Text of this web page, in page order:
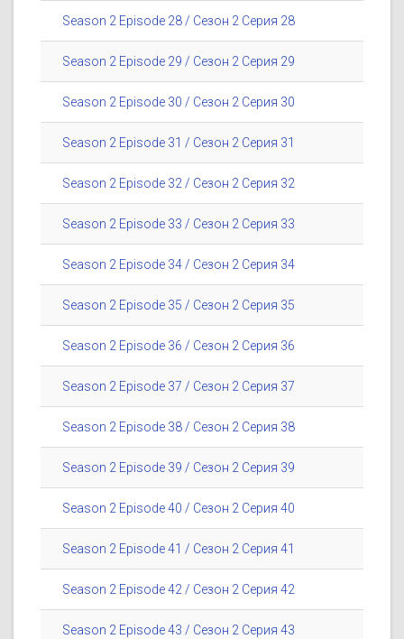
Season 2 Episode 28 / Сезон 2 Серия 28
Season 2 Episode 29 / Сезон 2 Серия 29
Season 2 Episode 30 / Сезон 2 Серия 30
Season 2 Episode 31 / Сезон 2 Серия 31
Season 2 Episode 32 / Сезон 2 Серия 32
Season 2 Episode 33 / Сезон 2 Серия 33
Season 2 Episode 34 / Сезон 2 Серия 34
Season 2 Episode 35 / Сезон 2 Серия 35
Season 2 Episode 36 / Сезон 2 Серия 36
Season 2 Episode 37 / Сезон 2 Серия 37
Season 2 Episode 38 / Сезон 2 Серия 38
Season 2 Episode 39 / Сезон 2 Серия 39
Season 2 Episode 40 / Сезон 2 Серия 40
Season 2 Episode 41 / Сезон 2 Серия 41
Season 2 Episode 42 / Сезон 2 Серия 42
Season 2 Episode 43 / Сезон 2 Серия 43